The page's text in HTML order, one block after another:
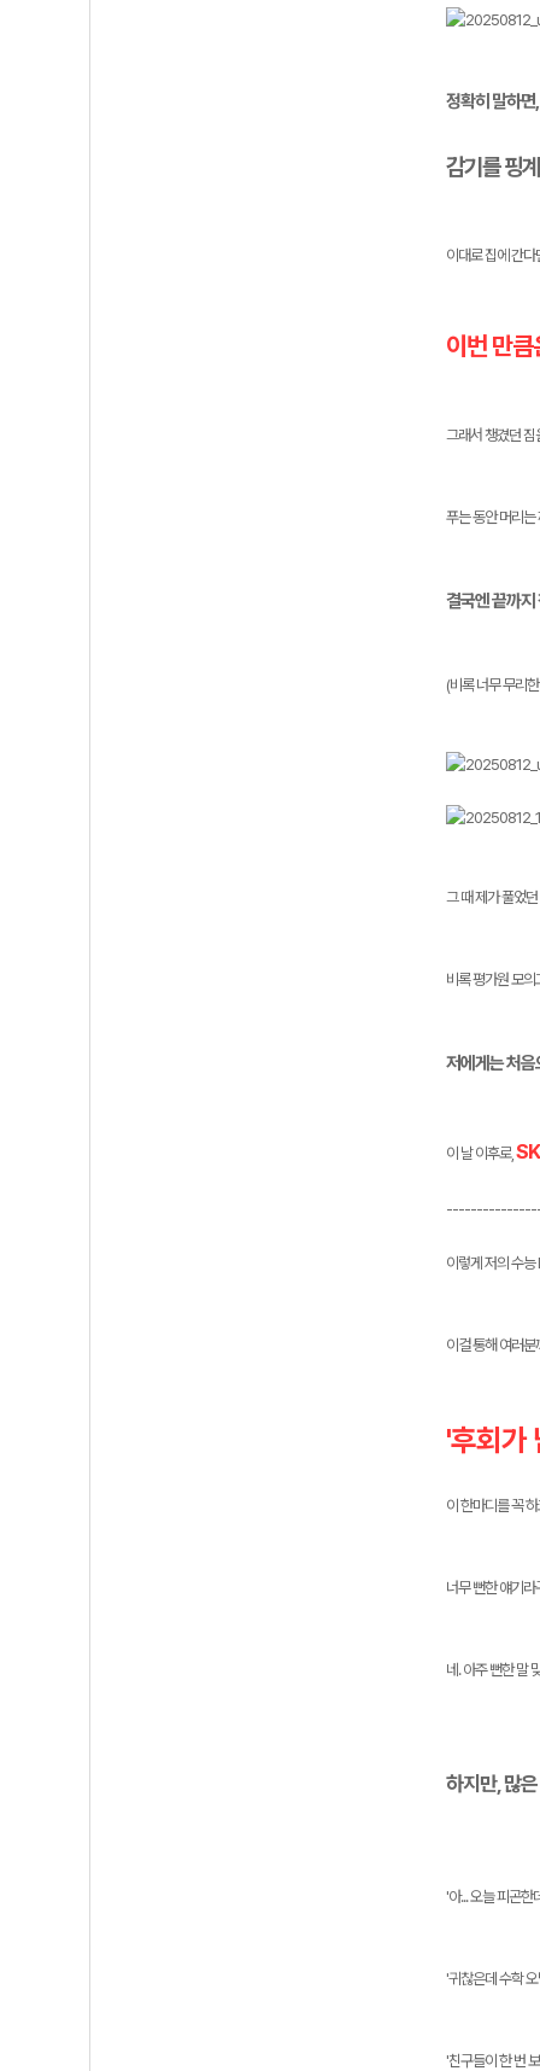
정확히 말하면,
감기를 핑
이대로 집에 간
이번 만
그래서 챙겼던 짐
푸는 동안 머리는
결국엔 끝까지
(비록 너무 무리
그 때 제가 풀었
비록 평가원 모
저에게는 처음
이 날 이후로,
이렇게 저의 수
이걸 통해 여러
'후회가
이 한마디를 꼭
너무 뻔한 얘기라
네. 아주 뻔한 말
하지만, 많
'아... 오늘 피곤한
'귀찮은데 수학
'친구들이 한 번